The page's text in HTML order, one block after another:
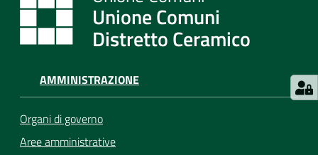
Unione Comuni
Distretto Ceramico
AMMINISTRAZIONE
Organi di governo
Aree amministrative